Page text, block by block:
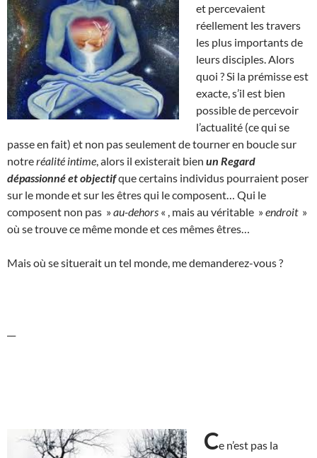
et percevaient
réellement les travers
les plus importants de
leurs disciples. Alors
quoi ? Si la prémisse est
exacte, s’il est bien
possible de percevoir
l’actualité (ce qui se
passe en fait) et non pas seulement de tourner en boucle sur
notreréalité intime , alors il existerait bien un Regard
dépassionné et objectifque certains individus pourraient poser
sur le monde et sur les êtres qui le composent… Qui le
composent non pas »au-dehors « , mais au véritable »endroit »
où se trouve ce même monde et ces mêmes êtres…
Mais où se situerait un tel monde, me demanderez-vous ?
Ce n’est pas la